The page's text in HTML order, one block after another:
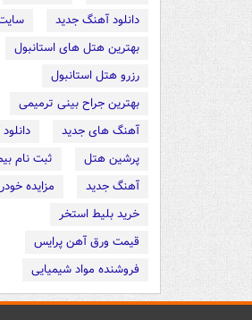
دانلود آهنگ جدید
بهترین هتل های استانبول
رزرو هتل استانبول
بهترین جراح بینی ترمیمی
آهنگ های جدید
پرشین هتل
ثبت نام
آهنگ جدید
مزایده
خرید بلیط استخر
قیمت ورق آهن پرایس
فروشنده مواد شیمیایی